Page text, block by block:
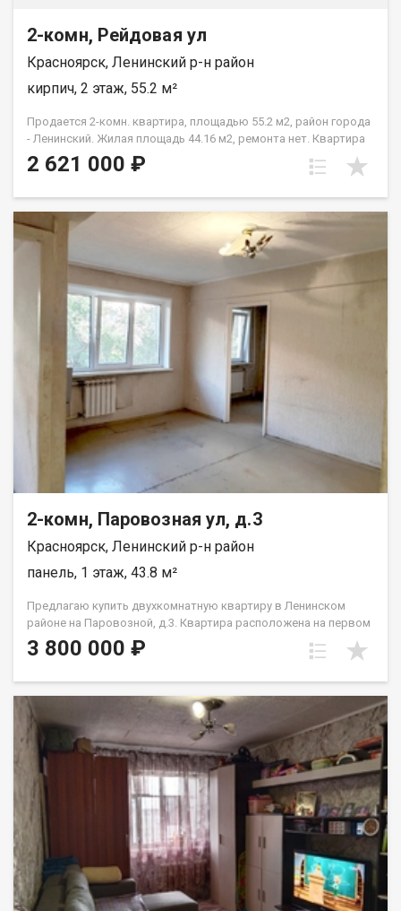
2-комн, Рейдовая ул
Красноярск, Ленинский р-н район
кирпич, 2 этаж, 55.2 м²
Продается 2-комн. квартира, площадью 55.2 м2, район города
- Ленинский. Жилая площадь 44.16 м2, ремонта нет. Квартира
располагается на 2 этаже 3-этажного кирпичного дома 1984
года постройки. Отдел продаж
2 621 000 ₽
2-комн, Паровозная ул, д.3
Красноярск, Ленинский р-н район
панель, 1 этаж, 43.8 м²
Предлагаю купить двухкомнатную квартиру в Ленинском
районе на Паровозной, д.3. Квартира расположена на первом
этаже пятиэтажного панельного дома. Дом находится в тихом,
спокойном и очень зеленом районе, окна выходят во двор,
вместительная кладовка. Развитая инфраструктура, в
шаговой доступности школы, детские сада, Аэрокосмический
колледж, автобусные остановки и все необходимое для
комфортного проживания. Выход на сделку возможен после
первого сентября. Вся сумма в договоре, один взрослый
3 800 000 ₽